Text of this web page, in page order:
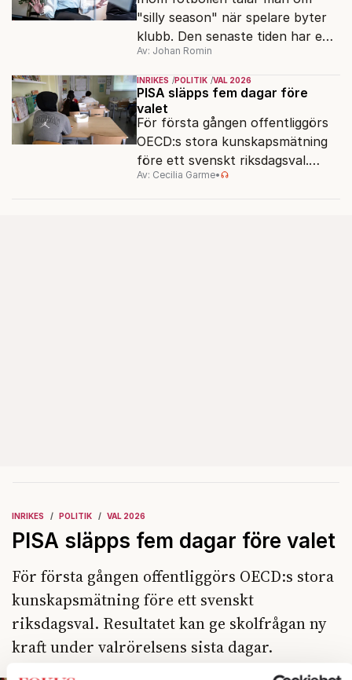
"silly season" när spelare byter
klubb. Den senaste tiden har en
rad svenska politiker bytt parti –
men varför, och vad skiljer
partiernas interna kulturer åt?
Av: Johan Romin
INRIKES POLITIK VAL 2026
PISA släpps fem dagar före
valet
För första gången offentliggörs
OECD:s stora kunskapsmätning
före ett svenskt riksdagsval.
Resultatet kan ge skolfrågan ny
Av: Cecilia Garme•
INRIKES POLITIK VAL 2026
PISA släpps fem dagar före valet
För första gången offentliggörs OECD:s stora
kunskapsmätning före ett svenskt
riksdagsval. Resultatet kan ge skolfrågan ny
kraft under valrörelsens sista dagar.